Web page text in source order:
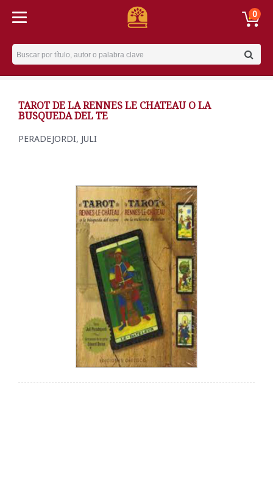
0
Username
TAROT DE LA RENNES LE CHATEAU O LA
BUSQUEDA DEL TE
PERADEJORDI, JULI